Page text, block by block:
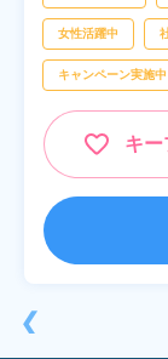
❮
女性活躍中
キャンペーン実施中
キー